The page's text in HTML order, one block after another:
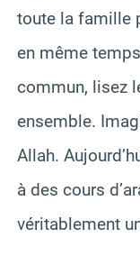
toute la famille
en même
commun, lisez
ensemble.
Allah.
à des cours
véritablement